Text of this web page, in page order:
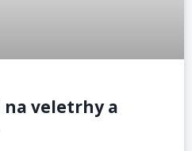
veletrhy a